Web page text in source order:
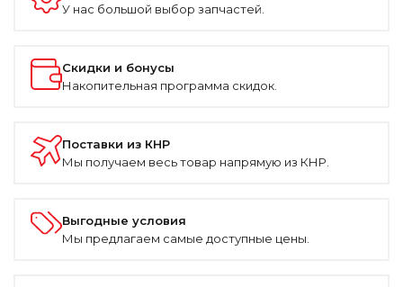
У нас большой выбор запчастей.
Скидки и бонусы
Накопительная программа скидок.
Поставки из КНР
Мы получаем весь товар напрямую из КНР.
Выгодные условия
Мы предлагаем самые доступные цены.